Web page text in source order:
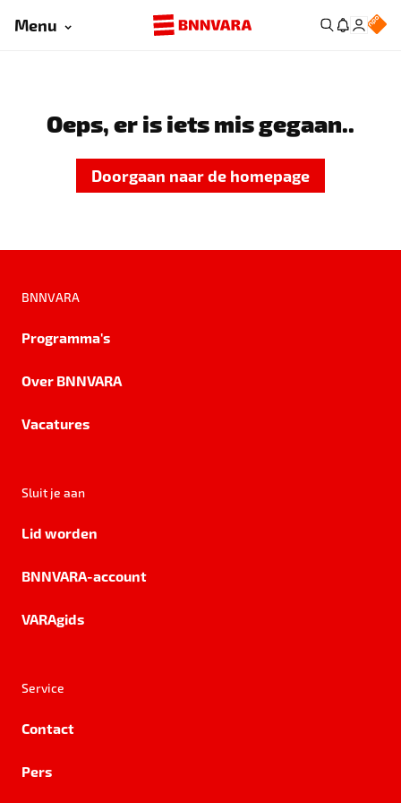
Menu
Oeps, er is iets mis gegaan..
Doorgaan naar de homepage
BNNVARA
Programma's
Over BNNVARA
Vacatures
Sluit je aan
Lid worden
BNNVARA-account
VARAgids
Service
Contact
Pers